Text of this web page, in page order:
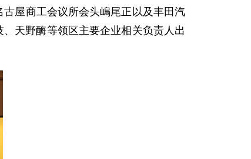
屋商工会议所会头嶋尾正以及丰田汽
天野酶等领区主要企业相关负责人出